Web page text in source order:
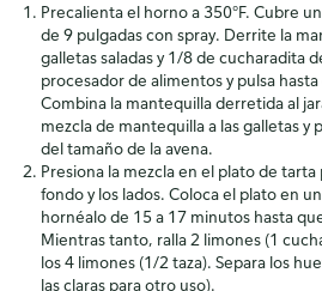
Precalienta el horno a 350°F. Cubre
de 9 pulgadas con spray. Derrite la
galletas saladas y 1/8 de cucharadita
procesador de alimentos y pulsa
Combina la mantequilla derretida al
mezcla de mantequilla a las galletas y
del tamaño de la avena.
Presiona la mezcla en el plato de
fondo y los lados. Coloca el plato en
hornéalo de 15 a 17 minutos hasta
Mientras tanto, ralla 2 limones (1
los 4 limones (1/2 taza). Separa los
las claras para otro uso).